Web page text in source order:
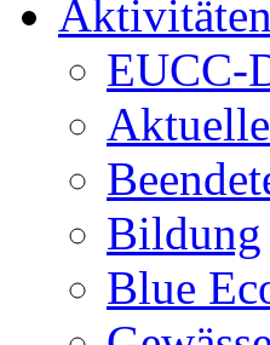
Aktivitäten
EUCC-
Bildung
Blue